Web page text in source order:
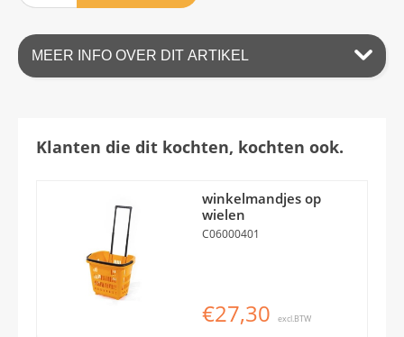
MEER INFO OVER DIT ARTIKEL
Klanten die dit kochten, kochten ook.
winkelmandjes op
wielen
C06000401
€27,30 excl.BTW